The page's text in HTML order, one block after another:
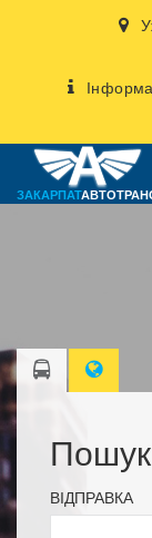
ЗАКАРПАТ
Пошук
ВІДПРАВКА